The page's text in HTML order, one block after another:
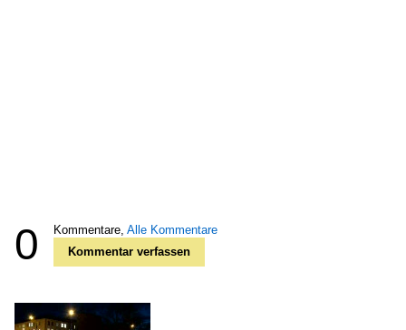
0 Kommentare, Alle Kommentare
Kommentar verfassen